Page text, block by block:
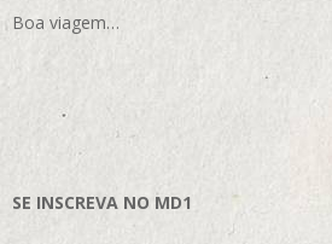
Boa viagem…
SE INSCREVA NO MD1